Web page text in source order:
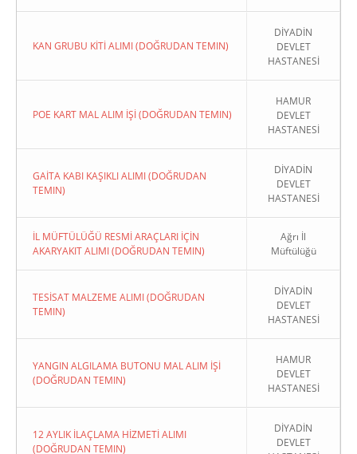
KAN GRUBU KİTİ ALIMI (DOĞRUDAN TEMIN)
DİYADİN
DEVLET
HASTANESİ
POE KART MAL ALIM İŞİ (DOĞRUDAN TEMIN)
HAMUR
DEVLET
HASTANESİ
GAİTA KABI KAŞIKLI ALIMI (DOĞRUDAN
TEMIN)
DİYADİN
DEVLET
HASTANESİ
İL MÜFTÜLÜĞÜ RESMİ ARAÇLARI İÇİN
AKARYAKIT ALIMI (DOĞRUDAN TEMIN)
Ağrı İl
Müftülüğü
TESİSAT MALZEME ALIMI (DOĞRUDAN
TEMIN)
DİYADİN
DEVLET
HASTANESİ
YANGIN ALGILAMA BUTONU MAL ALIM İŞİ
(DOĞRUDAN TEMIN)
HAMUR
DEVLET
HASTANESİ
12 AYLIK İLAÇLAMA HİZMETİ ALIMI
(DOĞRUDAN TEMIN)
DİYADİN
DEVLET